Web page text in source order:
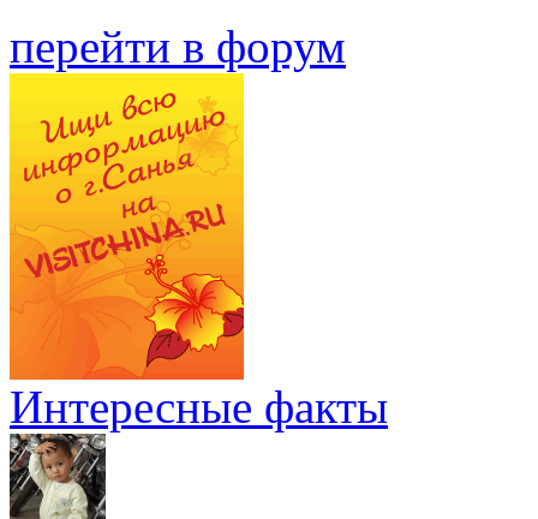
перейти в форум
Интересные факты